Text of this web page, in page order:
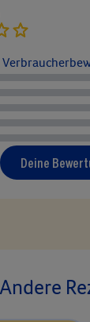
Deine
Andere